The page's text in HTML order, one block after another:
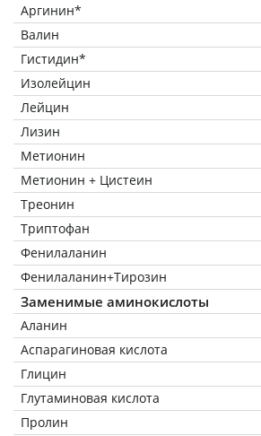
Аргинин*
Валин
Гистидин*
Изолейцин
Лейцин
Лизин
Метионин
Метионин + Цистеин
Треонин
Триптофан
Фенилаланин
Фенилаланин+Тирозин
Заменимые аминокислоты
Аланин
Аспарагиновая кислота
Глицин
Глутаминовая кислота
Пролин